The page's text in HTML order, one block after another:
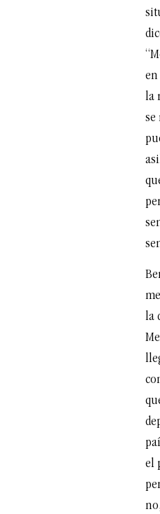
en
la
se
la
el